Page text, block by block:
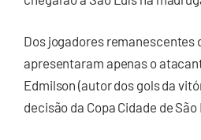
Dos jogadores remanescentes
apresentaram apenas o
Edmilson (autor dos gols da
decisão da Copa Cidade de São